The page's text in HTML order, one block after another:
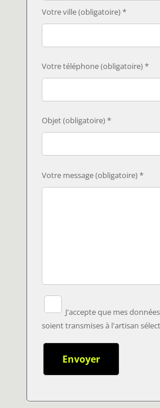
Votre ville (obligatoire) *
Votre téléphone (obligatoire) *
Objet (obligatoire) *
Votre message (obligatoire) *
J'accepte que mes
soient transmises à l'artisan